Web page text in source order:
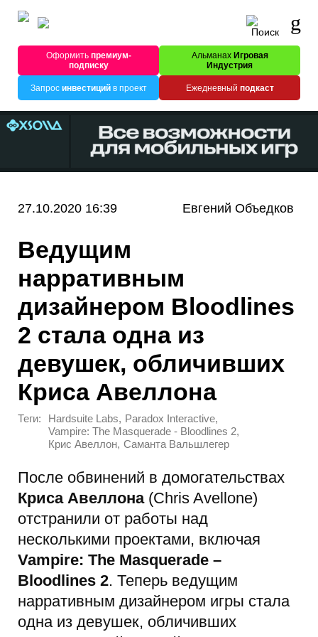
Оформитьпремиум-
подписку
Альманах Игровая
Индустрия
Запрос инвестицийв проект Ежедневный подкаст
27.10.2020 16:39 Евгений Объедков
Ведущим
нарративным
дизайнером Bloodlines
2 стала одна из
девушек, обличивших
Криса Авеллона
Теги: Hardsuite Labs, Paradox Interactive,
Vampire: The Masquerade - Bloodlines 2,
Крис Авеллон, Саманта Вальшлегер
После обвинений в домогательствах
Криса Авеллона(Chris Avellone)
отстранили от работы над
несколькими проектами, включая
Vampire: The Masquerade –
Bloodlines 2. Теперь ведущим
нарративным дизайнером игры стала
одна из девушек, обличивших